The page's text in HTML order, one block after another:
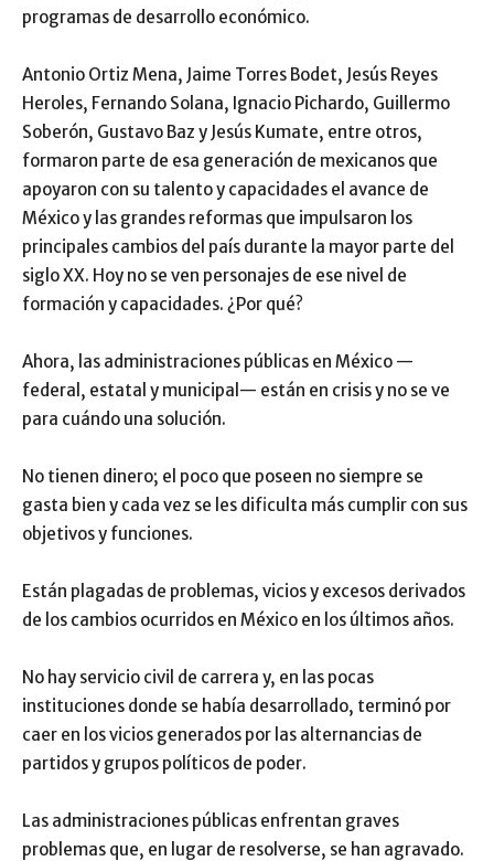
programas de desarrollo económico.
Antonio Ortiz Mena, Jaime Torres Bodet, Jesús Reyes
Heroles, Fernando Solana, Ignacio Pichardo, Guillermo
Soberón, Gustavo Baz y Jesús Kumate, entre otros,
formaron parte de esa generación de mexicanos que
apoyaron con su talento y capacidades el avance de
México y las grandes reformas que impulsaron los
principales cambios del país durante la mayor parte del
siglo XX. Hoy no se ven personajes de ese nivel de
formación y capacidades. ¿Por qué?
Ahora, las administraciones públicas en México —
federal, estatal y municipal— están en crisis y no se ve
para cuándo una solución.
No tienen dinero; el poco que poseen no siempre se
gasta bien y cada vez se les dificulta más cumplir con sus
objetivos y funciones.
Están plagadas de problemas, vicios y excesos derivados
de los cambios ocurridos en México en los últimos años.
No hay servicio civil de carrera y, en las pocas
instituciones donde se había desarrollado, terminó por
caer en los vicios generados por las alternancias de
partidos y grupos políticos de poder.
Las administraciones públicas enfrentan graves
problemas que, en lugar de resolverse, se han agravado.